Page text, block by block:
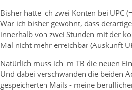
Bisher hatte ich zwei Konten bei UPC
War ich bisher gewohnt, dass
innerhalb von zwei Stunden mit der
Mal nicht mehr erreichbar (Auskunft
Natürlich muss ich im TB die neuen
Und dabei verschwanden die beiden
gespeicherten Mails - meine